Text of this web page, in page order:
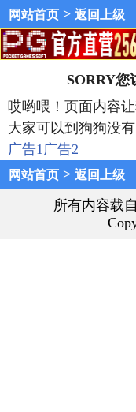
网站首页 > 返回上级
SORRY您
哎哟喂！页面内容让
大家可以到狗狗没
广告1广告2
网站首页 > 返回上级
所有内容载